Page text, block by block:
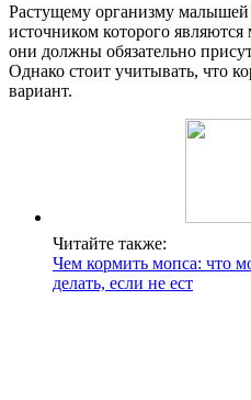
Растущему организму
источником которого
они должны обязательно
Однако стоит учитывать, что
вариант.
Читайте также:
Чем кормить мопса: что
делать, если не ест